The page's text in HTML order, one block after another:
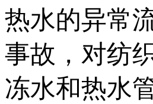
热水的异常
事故，对纺
冻水和热水